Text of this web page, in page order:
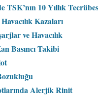
TSK’nın 10 Yıllık
Kazaları
ve Havacılık
Basıncı Takibi
Alerjik Rinit